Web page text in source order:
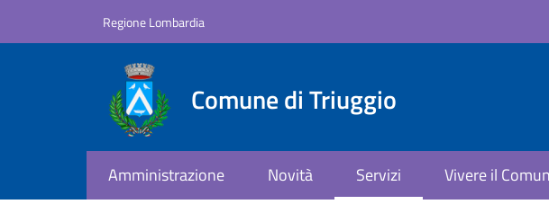
Regione Lombardia
Comune di Triuggio
Amministrazione Novità Servizi Vivere il